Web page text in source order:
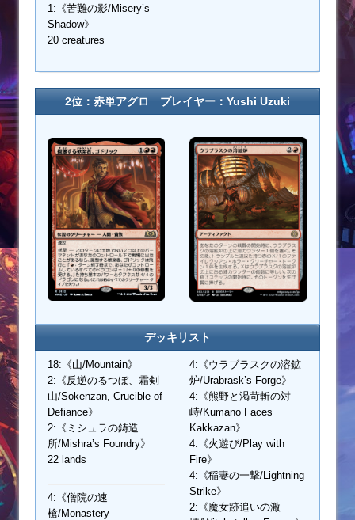
1:《苦難の影/Misery’s
Shadow》
20 creatures
2位：赤単アグロ プレイヤー：Yushi Uzuki
デッキリスト
18:《山/Mountain》
2:《反逆のるつぼ、霜剣
山/Sokenzan, Crucible of
Defiance》
2:《ミシュラの鋳造
所/Mishra’s Foundry》
22 lands
4:《僧院の速
槍/Monastery
4:《ウラブラスクの溶鉱
炉/Urabrask’s Forge》
4:《熊野と渇苛斬の対
峙/Kumano Faces
Kakkazan》
4:《火遊び/Play with
Fire》
4:《稲妻の一撃/Lightning
Strike》
2:《魔女跡追いの激